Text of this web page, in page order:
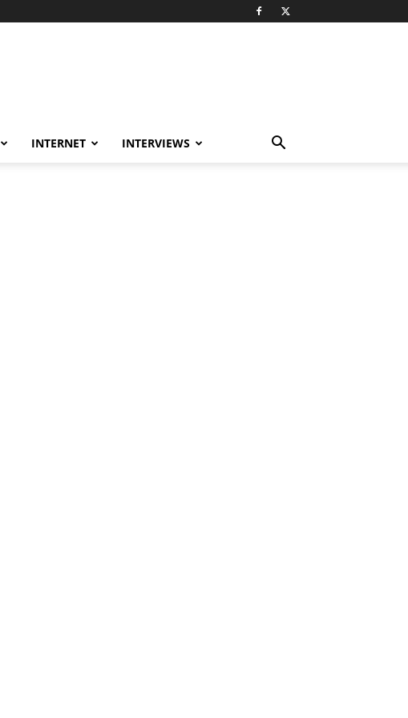
INTERNET INTERVIEWS